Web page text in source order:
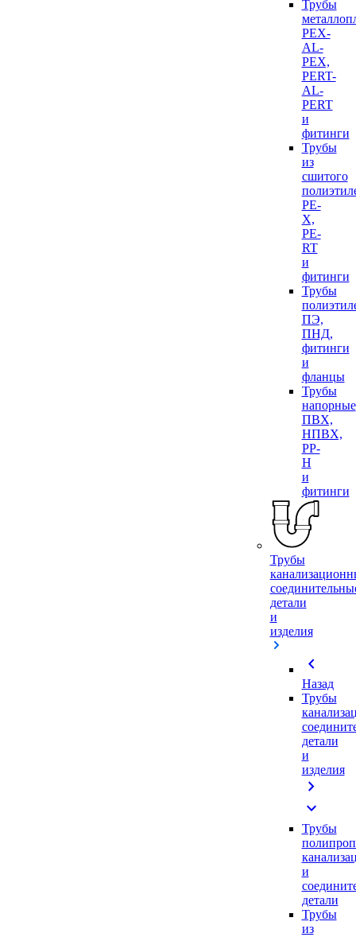
Трубы
PEX-
AL-
PEX,
PERT-
AL-
PERT
и
фитинги
Трубы
из
сшитого
PE-
X,
PE-
RT
и
фитинги
Трубы
ПЭ,
ПНД,
фитинги
и
фланцы
Трубы
напорные
ПВХ,
НПВХ,
PP-
H
и
фитинги
Трубы
детали
и
изделия
chevron_left
Назад
Трубы
детали
и
изделия
chevron_right
expand_more
Трубы
и
детали
Трубы
из